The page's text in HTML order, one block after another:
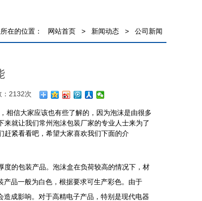
在的位置： 网站首页 > 新闻动态 > 公司新闻
：2132次
信大家应该也有些了解的，因为泡沫是由很多
就让我们常州泡沫包装厂家的专业人士来为了
赶紧看看吧，希望大家喜欢我们下面的介
的包装产品。泡沫盒在负荷较高的情况下，材
品一般为白色，根据要求可生产彩色。由于
成影响。对于高精电子产品，特别是现代电器